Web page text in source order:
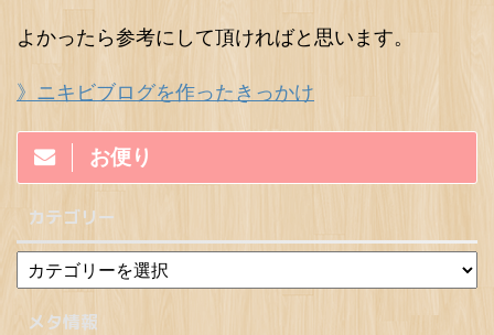
よかったら参考にして頂ければと思います。
》ニキビブログを作ったきっかけ
お便り
カテゴリー
メタ情報